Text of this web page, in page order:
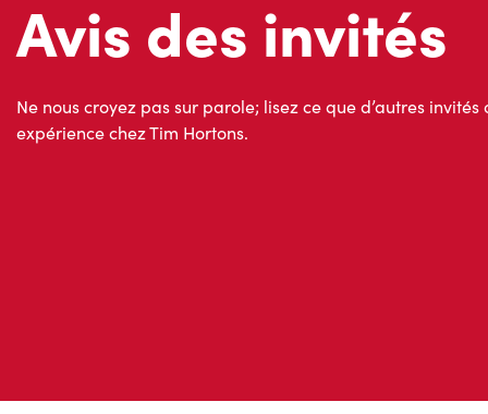
expérience chez Tim Hortons.